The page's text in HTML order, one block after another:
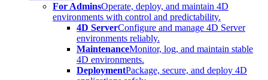
For AdminsOperate, deploy, and maintain 4D
environments with control and predictability.
4D ServerConfigure and manage 4D Server
environments reliably.
MaintenanceMonitor, log, and maintain stable
4D environments.
DeploymentPackage, secure, and deploy 4D